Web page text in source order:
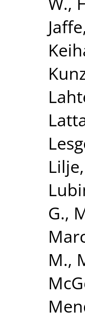
G.,
M.,